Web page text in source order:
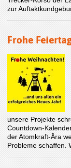
zur
Frohe
unsere Projekte
Countdown-
der Atomkraft-Ära
Probleme schaffen.